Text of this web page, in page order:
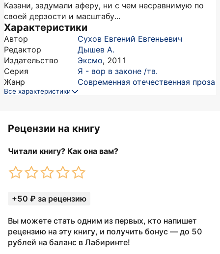
Казани, задумали аферу, ни с чем несравнимую по
своей дерзости и масштабу...
Характеристики
Автор
Сухов Евгений Евгеньевич
Редактор
Дышев А.
Издательство
Эксмо, 2011
Серия
Я - вор в законе /тв.
Жанр
Современная отечественная проза
Все характеристики
Рецензии на книгу
Читали книгу? Как она вам?
+50 ₽ за рецензию
Вы можете стать одним из первых, кто напишет
рецензию на эту книгу, и получить бонус — до 50
рублей на баланс в Лабиринте!